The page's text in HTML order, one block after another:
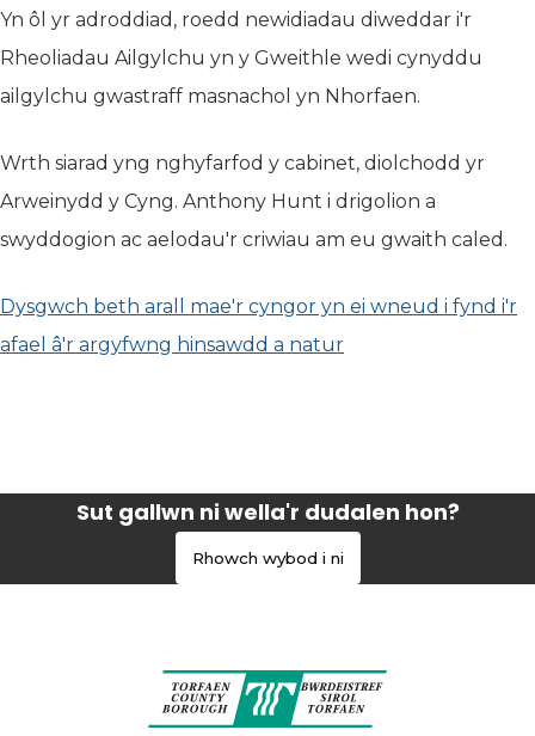
Yn ôl yr adroddiad, roedd newidiadau diweddar i'r
Rheoliadau Ailgylchu yn y Gweithle wedi cynyddu
ailgylchu gwastraff masnachol yn Nhorfaen.
Wrth siarad yng nghyfarfod y cabinet, diolchodd yr
Arweinydd y Cyng. Anthony Hunt i drigolion a
swyddogion ac aelodau'r criwiau am eu gwaith caled.
Dysgwch beth arall mae'r cyngor yn ei wneud i fynd i'r
afael â'r argyfwng hinsawdd a natur
Sut gallwn ni wella'r dudalen hon?
Rhowch wybod i ni